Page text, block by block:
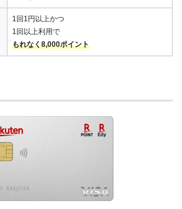
1回1円以上かつ
1回以上利用で
もれなく8,000ポイント